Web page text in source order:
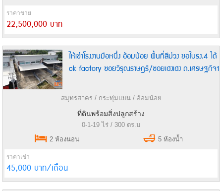
ราคาขาย
22,500,000 บาท
ให้เช่าโรงงานมือหนึ่ง อ้อมน้อย พื้นที่สีม่วง ขอใบรง.4 ได้
ck factory ซอยวิรุณราษฎร์/ซอยเฮงเฮง ถ.เศรษฐกิจ1
สมุทรสาคร / กระทุ่มแบน / อ้อมน้อย
ที่ดินพร้อมสิ่งปลูกสร้าง
0-1-19 ไร่ / 300 ตร.ม
2 ห้องนอน
5 ห้องน้ำ
ราคาเช่า
45,000 บาท/เดือน